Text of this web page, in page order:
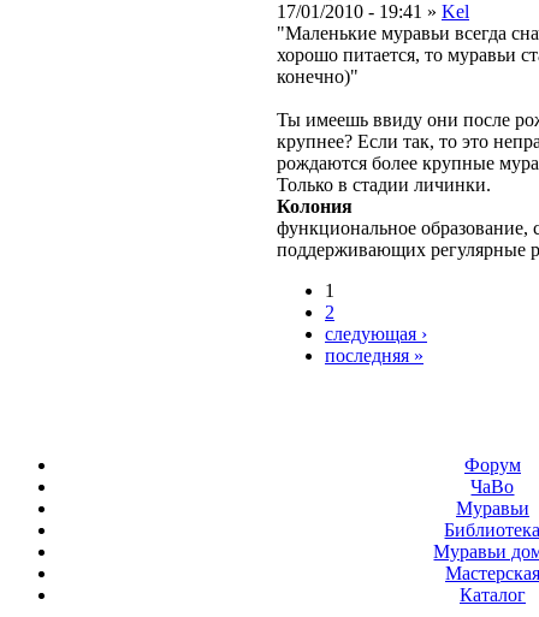
17/01/2010 - 19:41 » Kel
"Маленькие муравьи всегда
хорошо питается, то муравьи
конечно)"
Ты имеешь ввиду они после
крупнее? Если так, то это
рождаются более крупные
Только в стадии личинки.
Колония
функциональное образование,
поддерживающих регулярные
1
2
следующая ›
последняя »
Форум
ЧаВо
Муравьи
Муравьи
Мастерская
Каталог